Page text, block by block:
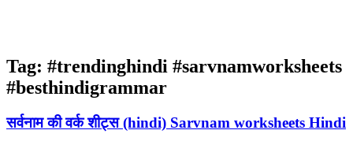
Tag: #trendinghindi #sarvnamworksheets
#besthindigrammar
सर्वनाम की वर्क शीट्स (hindi) Sarvnam worksheets Hindi